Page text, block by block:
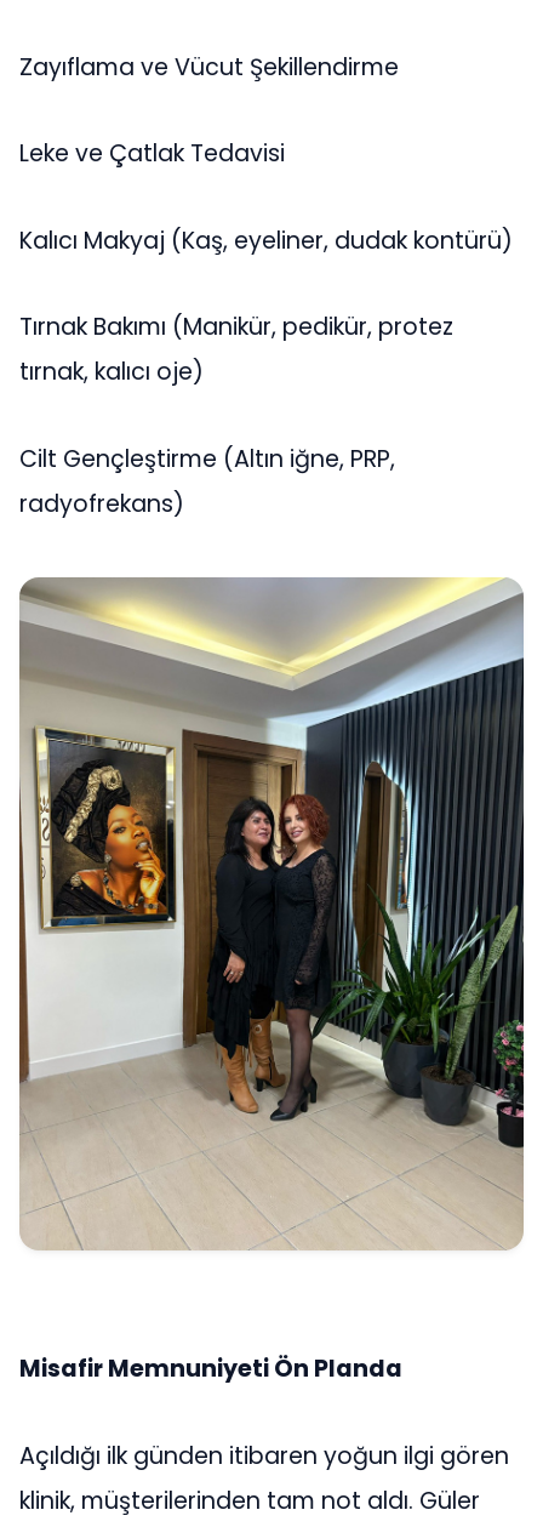
Zayıflama ve Vücut Şekillendirme
Leke ve Çatlak Tedavisi
Kalıcı Makyaj (Kaş, eyeliner, dudak kontürü)
Tırnak Bakımı (Manikür, pedikür, protez
tırnak, kalıcı oje)
Cilt Gençleştirme (Altın iğne, PRP,
radyofrekans)
Misafir Memnuniyeti Ön Planda
Açıldığı ilk günden itibaren yoğun ilgi gören
klinik, müşterilerinden tam not aldı. Güler